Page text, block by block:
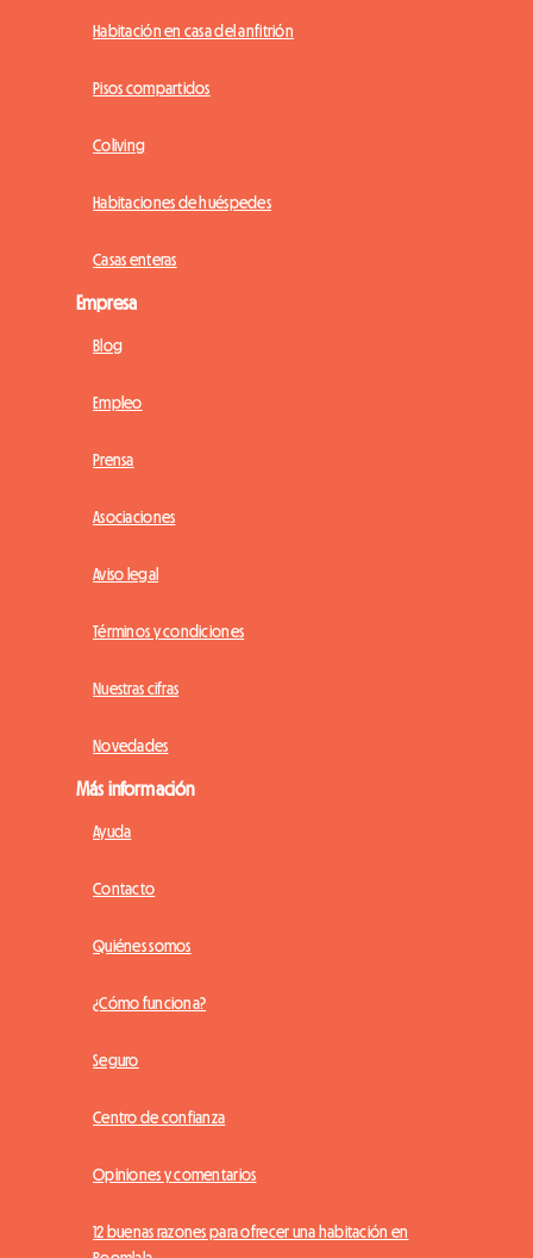
Habitación en casa del anfitrión
Pisos compartidos
Coliving
Habitaciones de huéspedes
Casas enteras
Empresa
Blog
Empleo
Prensa
Asociaciones
Aviso legal
Términos y condiciones
Nuestras cifras
Novedades
Más información
Ayuda
Contacto
Quiénes somos
¿Cómo funciona?
Seguro
Centro de confianza
Opiniones y comentarios
12 buenas razones para ofrecer una habitación en